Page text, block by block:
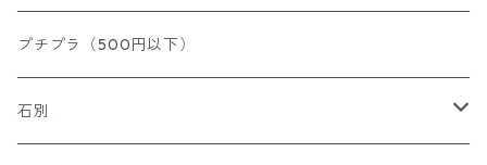
リング
ペンダントトップ
プチプラ（500円以下）
石別